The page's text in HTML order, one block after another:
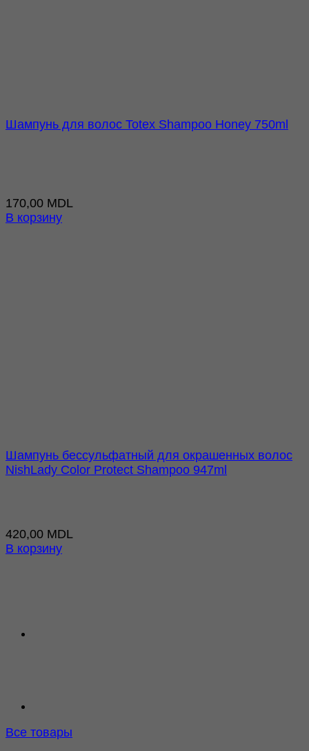
Шампунь для волос Totex Shampoo Honey 750ml
170,00 MDL
В корзину
Шампунь бессульфатный для окрашенных волос
NishLady Color Protect Shampoo 947ml
420,00 MDL
В корзину
Все товары